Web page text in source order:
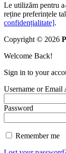
Le utilizăm pentru
reține preferințele
confidențialitate].
Copyright © 2026
Welcome Back!
Sign in to your
Username or Email
Password
Remember me